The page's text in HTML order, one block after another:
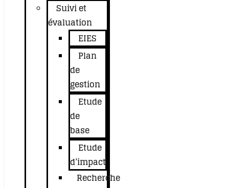
Suivi et
évaluation
EIES
Plan
de
gestion
Etude
de
base
Etude
d’impact
Recherche